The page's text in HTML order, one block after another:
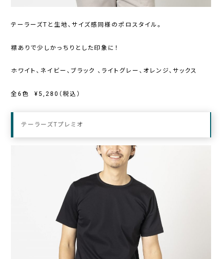
テーラーズTと生地、サイズ感同様のポロスタイル。
襟ありで少しかっちりとした印象に！
ホワイト、ネイビー、ブラック 、ライトグレー、オレンジ、サックス
全6色 ¥5,280（税込）
テーラーズTプレミオ